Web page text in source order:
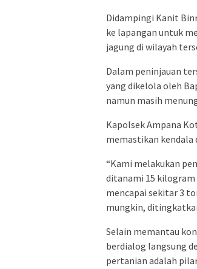
Didampingi Kanit
ke lapangan untuk
jagung di wilayah
Dalam peninjauan
yang dikelola oleh
namun masih
Kapolsek Ampana
memastikan kendala
“Kami melakukan
ditanami 15 kilogram
mencapai sekitar 3
mungkin,
Selain memantau
berdialog langsung
pertanian adalah